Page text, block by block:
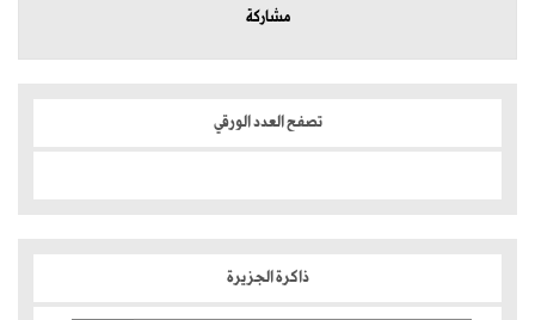
مشاركة
تصفح العدد الورقي
ذاكرة الجزيرة